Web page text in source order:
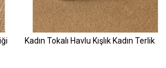
Kadın Tokalı Havlu Kışlık Kadın Terlik